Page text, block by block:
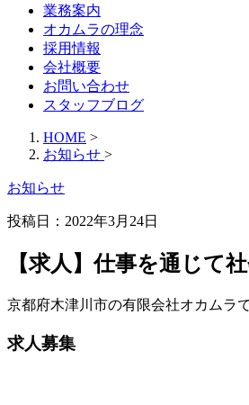
業務案内
オカムラの理念
採用情報
会社概要
お問い合わせ
スタッフブログ
HOME >
お知らせ >
お知らせ
投稿日： 2022年3月24日
【求人】仕事を通じて
京都府木津川市の有限会社オカムラ
求人募集